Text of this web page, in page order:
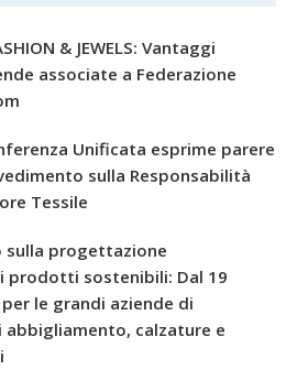
& JEWELS: Vantaggi
associate a Federazione
Unificata esprime parere
sulla Responsabilità
Tessile
sulla progettazione
prodotti sostenibili: Dal 19
le grandi aziende di
calzature e